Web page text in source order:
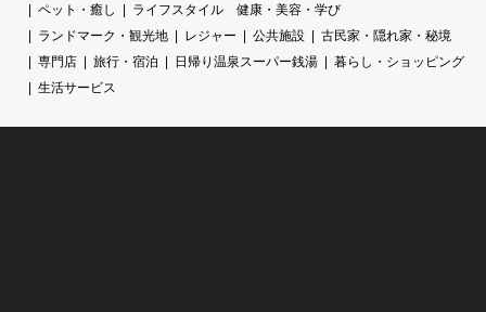
ペット・癒し
ライフスタイル 健康・美容・学び
ランドマーク・観光地
レジャー 公共施設
古民家・隠れ家・秘境
専門店
旅行・宿泊 日帰り温泉スーパー銭湯
暮らし・ショッピング
生活サービス